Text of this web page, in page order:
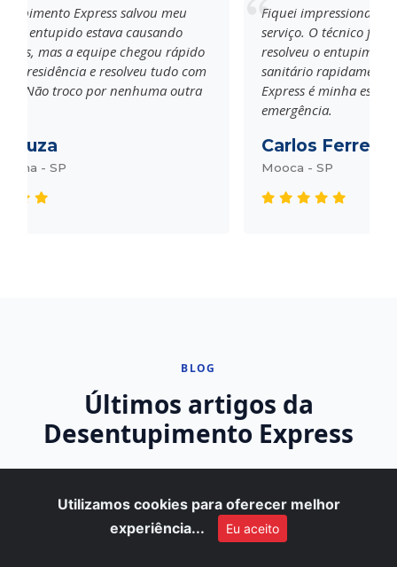
Express salvou meu
entupido estava causando
mas a equipe chegou rápido
residência e resolveu tudo com
Não troco por nenhuma outra
- SP
Fiquei impressionado
serviço. O técnico foi
resolveu o
sanitário
Express é minha
emergência.
Carlos Ferreira
Mooca - SP
BLOG
Últimos artigos da
Desentupimento Express
Ralo da Pia Escoando Lentamente:
5 Soluções Imediatas
Utilizamos cookies para oferecer melhor
experiência...
Eu aceito